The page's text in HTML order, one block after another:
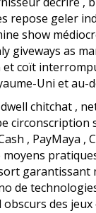
repose geler
show
giveways as
coït
Uni et au-
chitchat ,
circonscription
, PayMaya
garantissant
de
des